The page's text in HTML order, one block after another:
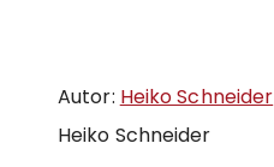
Autor: Heiko Schneider
Heiko Schneider